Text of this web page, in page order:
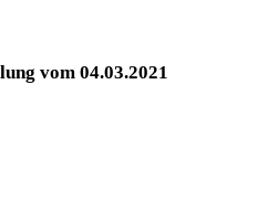
vom 04.03.2021